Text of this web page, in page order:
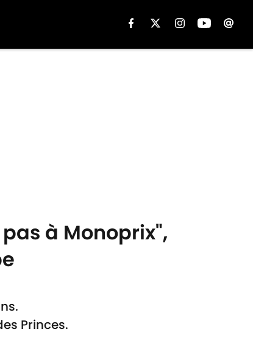
à Monoprix",
Princes.